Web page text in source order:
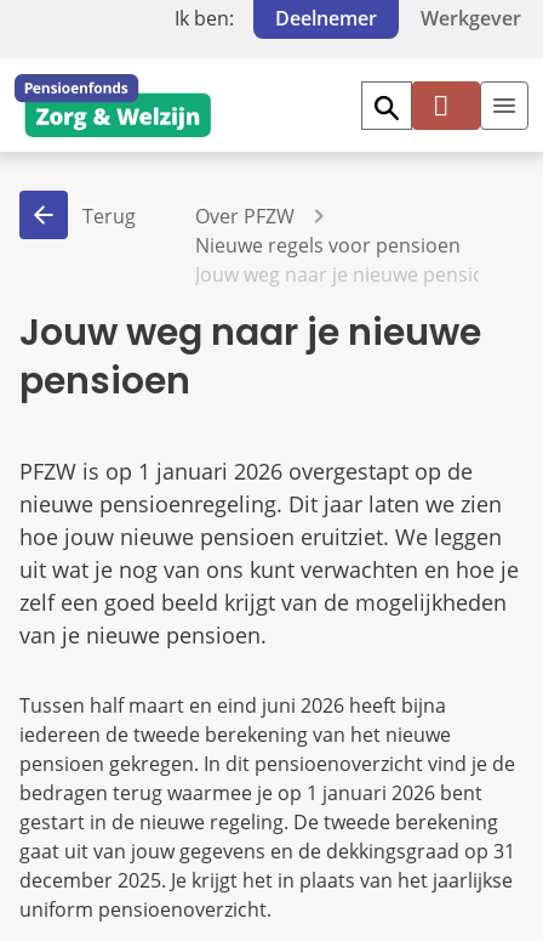
Ik ben: Deelnemer Werkgever
Mi
W
Terug
Over PFZW
Nieuwe regels voor pensioen
Jouw weg naar je nieuwe pensioen
Jouw weg naar je nieuwe
pensioen
PFZW is op 1 januari 2026 overgestapt op de
nieuwe pensioenregeling. Dit jaar laten we zien
hoe jouw nieuwe pensioen eruitziet. We leggen
uit wat je nog van ons kunt verwachten en hoe je
zelf een goed beeld krijgt van de mogelijkheden
van je nieuwe pensioen.
Tussen half maart en eind juni 2026 heeft bijna
iedereen de tweede berekening van het nieuwe
pensioen gekregen. In dit pensioenoverzicht vind je de
bedragen terug waarmee je op 1 januari 2026 bent
gestart in de nieuwe regeling. De tweede berekening
gaat uit van jouw gegevens en de dekkingsgraad op 31
december 2025. Je krijgt het in plaats van het jaarlijkse
uniform pensioenoverzicht.